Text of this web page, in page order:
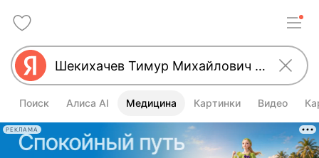
Поиск Алиса AI Медицина Картинки Видео
РЕКЛАМА